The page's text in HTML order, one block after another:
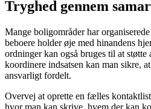
Tryghed gennem
Mange boligområder har
beboere holder øje med hinandens
ordninger kan også bruges til at
koordinere indsatsen kan man sikre,
ansvarligt fordelt.
Overvej at oprette en fælles
hvor man kan skrive, hvem der kan